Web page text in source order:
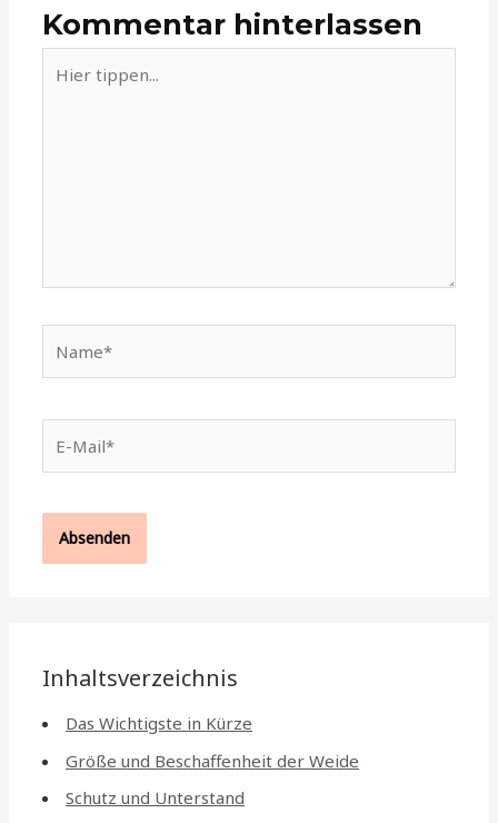
Kommentar hinterlassen
tippen...
Mail*
Inhaltsverzeichnis
Das Wichtigste in Kürze
Größe und Beschaffenheit der Weide
Schutz und Unterstand